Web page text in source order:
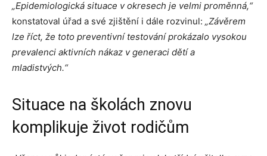
„Epidemiologická situace v okresech je velmi proměnná,“
konstatoval úřad a své zjištění i dále rozvinul: „Závěrem
lze říct, že toto preventivní testování prokázalo vysokou
prevalenci aktivních nákaz v generaci dětí a
mladistvých.“
Situace na školách znovu
komplikuje život rodičům